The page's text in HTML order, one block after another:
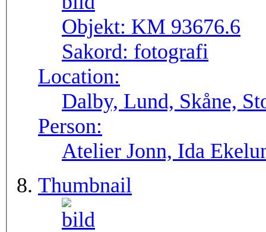
Objekt: KM 93676.6
Sakord: fotografi
Location:
Dalby, Lund, Skåne,
Person:
Atelier Jonn, Ida
Thumbnail